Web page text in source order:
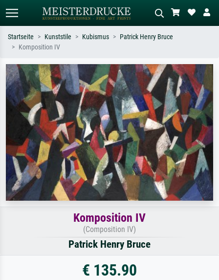
Suchen Sie nach Künstlern, Werktiteln
oder Stilen – z.B. Monet,
Sternennacht, Impressionismus, Welle
Hokusai, Akt.
Beschreiben Sie die Szene – z.B. Grüne
Wiese, Abstrakt mit viel Rot, Dunkles
Ölgemälde, Stehender Akt neben einem
Baum.
Startseite Kunststile Kubismus
Patrick Henry Bruce
Komposition IV
Komposition IV
(Composition IV)
Patrick Henry Bruce
€ 135.90